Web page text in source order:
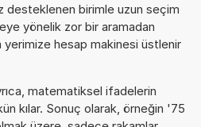
desteklenen birimle uzun seçim
yönelik zor bir aramadan
yerimize hesap makinesi üstlenir
matematiksel ifadelerin
kılar. Sonuç olarak, örneğin '75